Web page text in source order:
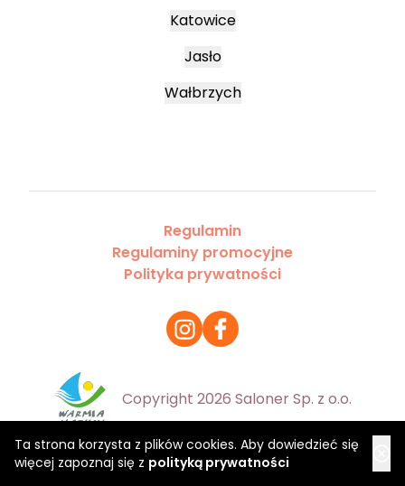
Ta strona korzysta z plików cookies. Aby dowiedzieć się
więcej zapoznaj się z polityką prywatności
Katowice
Jasło
Wałbrzych
Regulamin
Regulaminy promocyjne
Polityka prywatności
Copyright 2026 Saloner Sp. z o.o.